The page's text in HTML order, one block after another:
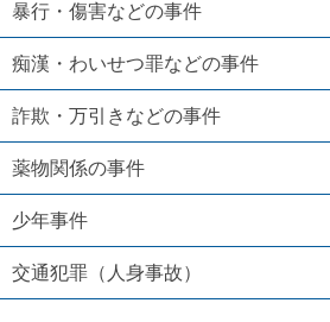
暴行・傷害などの事件
痴漢・わいせつ罪などの事件
詐欺・万引きなどの事件
薬物関係の事件
少年事件
交通犯罪（人身事故）